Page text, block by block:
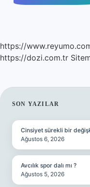
https://
https://dozi.com.tr
SIDEBAR
SON YAZILAR
Cinsiyet sürekli bir
Ağustos 6, 2026
Avcılık spor dalı mı ?
Ağustos 5, 2026